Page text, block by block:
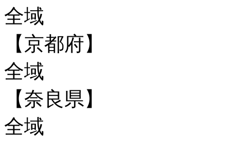
全域
【京都府】
全域
【奈良県】
全域